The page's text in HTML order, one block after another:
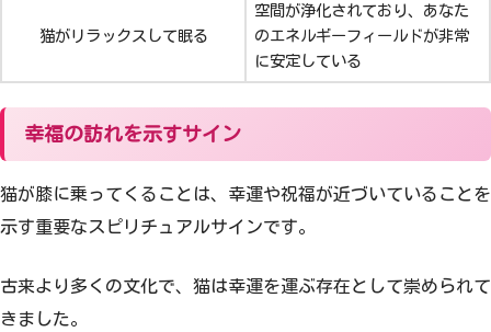
猫がリラックスして眠る
空間が浄化されており、あなた
のエネルギーフィールドが非常
に安定している
幸福の訪れを示すサイン
猫が膝に乗ってくることは、幸運や祝福が近づいていることを
示す重要なスピリチュアルサインです。
古来より多くの文化で、猫は幸運を運ぶ存在として崇められて
きました。